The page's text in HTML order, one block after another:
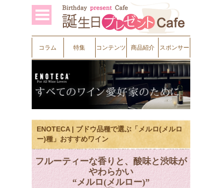
コラム 特集 コンテンツ 商品紹介 スポンサー
ENOTECA | ブドウ品種で選ぶ「メルロ(メルロ
ー)種」おすすめワイン
フルーティーな香りと、酸味と渋味が
やわらかい
“メルロ(メルロー)”